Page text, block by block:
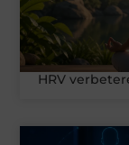
HRV